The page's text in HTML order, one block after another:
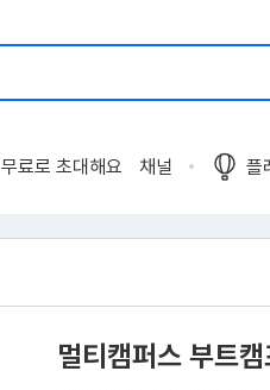
무료로 초대해요 채널 플
멀티캠퍼스 부트